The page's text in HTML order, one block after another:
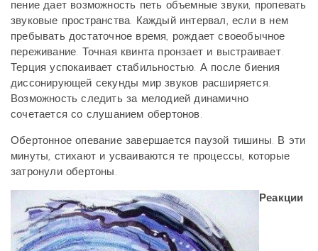
пение дает возможность петь объемные звуки, пропевать
звуковые пространства. Каждый интервал, если в нем
пребывать достаточное время, рождает своеобычное
переживание. Точная квинта пронзает и выстраивает.
Терция успокаивает стабильностью. А после биения
диссонирующей секунды мир звуков расширяется.
Возможность следить за мелодией динамично
сочетается со слушанием обертонов.
Обертонное опевание завершается паузой тишины. В эти
минуты, стихают и усваиваются те процессы, которые
затронули обертоны.
Реакции